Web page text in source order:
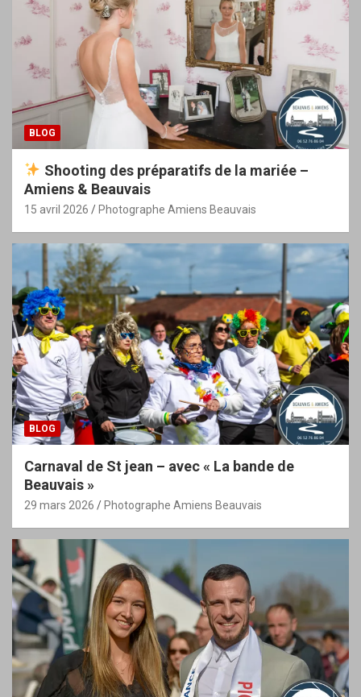
BLOG
Shooting des préparatifs de la mariée –
Amiens & Beauvais
15 avril 2026 Photographe Amiens Beauvais
BLOG
Carnaval de St jean – avec « La bande de
Beauvais »
29 mars 2026 Photographe Amiens Beauvais